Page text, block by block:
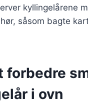
kyllingelårene
såsom bagte
forbedre
i ovn